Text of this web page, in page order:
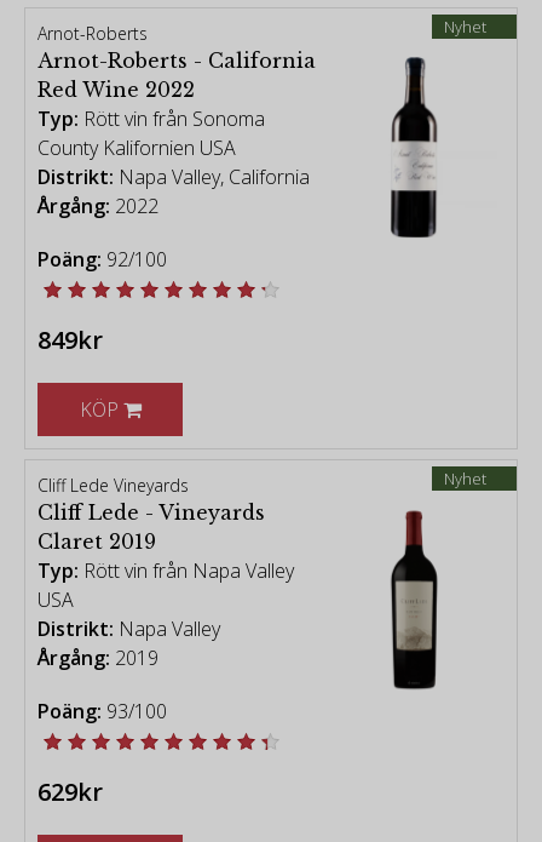
Nyhet
Arnot-Roberts
Arnot-Roberts - California
Red Wine 2022
Typ: Rött vin från Sonoma
County Kalifornien USA
Distrikt: Napa Valley, California
Årgång: 2022
Poäng: 92/100
849kr
KÖP
Nyhet
Cliff Lede Vineyards
Cliff Lede - Vineyards
Claret 2019
Typ: Rött vin från Napa Valley
USA
Distrikt: Napa Valley
Årgång: 2019
Poäng: 93/100
629kr